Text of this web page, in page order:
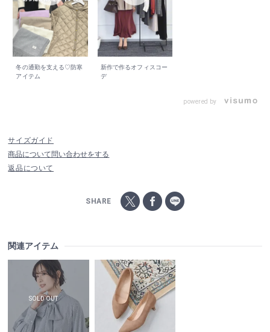
冬の通勤を支える♡防寒
アイテム
新作で作るオフィスコー
デ
powered by
サイズガイド
商品について問い合わせをする
返品について
SHARE
関連アイテム